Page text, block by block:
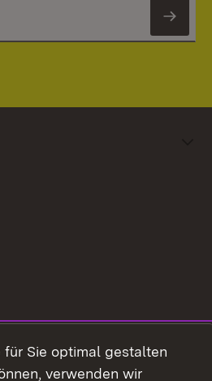
für Sie optimal gestalten
verwenden wir